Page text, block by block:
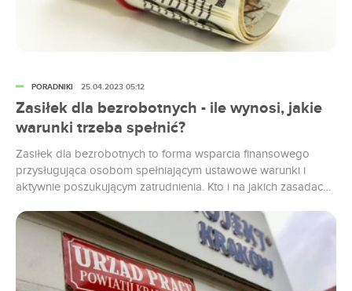
Zasiłek dla bezrobotnych - ile wynosi, jakie
warunki trzeba spełnić?
Zasiłek dla bezrobotnych to forma wsparcia finansowego
przysługująca osobom spełniającym ustawowe warunki i
aktywnie poszukującym zatrudnienia. Kto i na jakich zasadach
dla bezrobotnych? Zasiłek dla bezrobotnych mogą pobierać
wyłącznie osoby, które zarejestrowały się w urzędzie pracy
jako aktywnie poszukujący zatrudnienia. Przysługuje on w
przypadku, gdy...
PORADNIKI 25.04.2023 05:12